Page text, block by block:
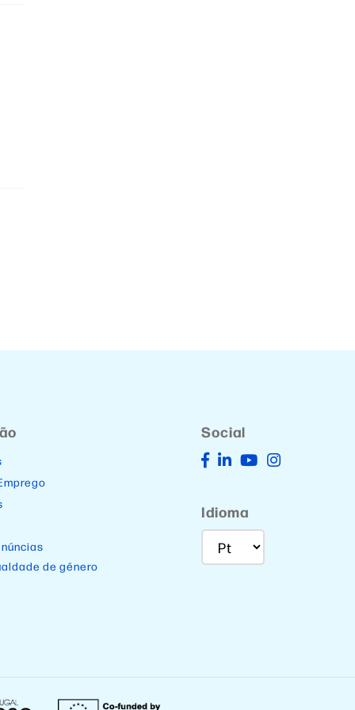
de género
Social
Idioma